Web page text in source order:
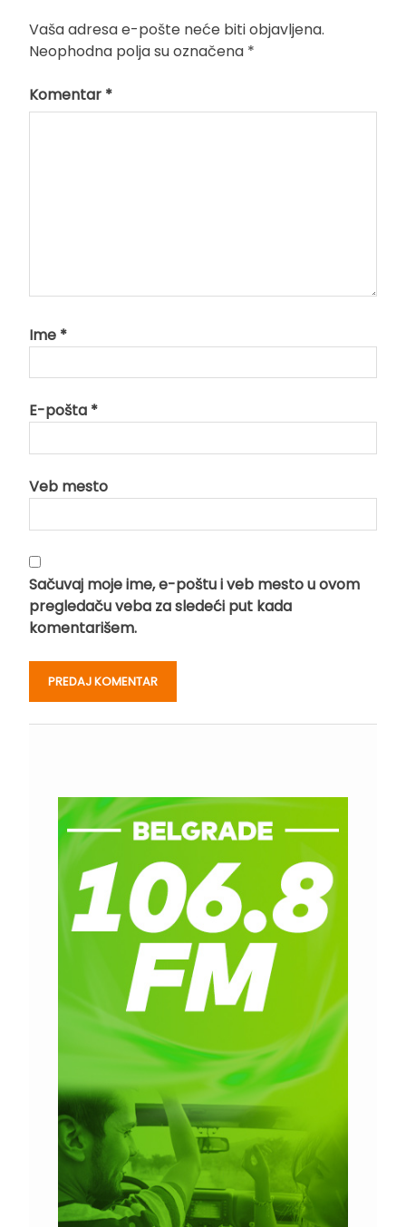
Vaša adresa e-pošte neće biti objavljena.
Neophodna polja su označena *
Komentar *
Ime *
E-pošta *
Veb mesto
Sačuvaj moje ime, e-poštu i veb mesto u ovom
pregledaču veba za sledeći put kada
komentarišem.